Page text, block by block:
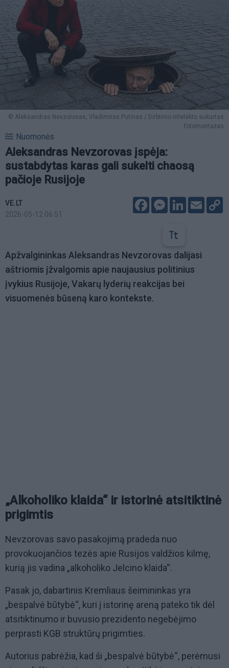
© Aleksandras Nevzorovas, Vladimiras Putinas / Dirbtinio intelekto sukurtas
fotomontažas
Nuomonės
Aleksandras Nevzorovas įspėja:
sustabdytas karas gali sukelti chaosą
pačioje Rusijoje
VE.LT
2026-05-12 06:51
FacebookMessenger
LinkedIn
Email
Apžvalgininkas Aleksandras Nevzorovas dalijasi
aštriomis įžvalgomis apie naujausius politinius
įvykius Rusijoje, Vakarų lyderių reakcijas bei
visuomenės būseną karo kontekste.
„Alkoholiko klaida“ ir istorinė atsitiktinė
prigimtis
Nevzorovas savo pasakojimą pradeda nuo
provokuojančios tezės apie Rusijos valdžios kilmę,
kurią jis vadina „alkoholiko Jelcino klaida“.
Pasak jo, dabartinis Kremliaus šeimininkas yra
„bespalvė būtybė“, kuri į istorinę areną pateko tik dėl
atsitiktinumo ir buvusio prezidento negebėjimo
perprasti KGB struktūrų prigimties.
Autorius pabrėžia, kad ši „bespalvė būtybė“, perėmusi